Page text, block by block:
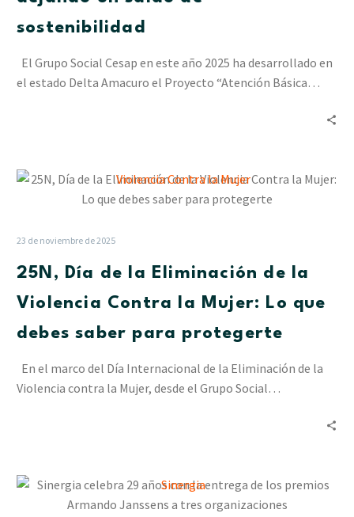
dejando
un
sostenibilidad
El Grupo Social Cesap en este año 2025 ha desarrollado en
el estado Delta Amacuro el Proyecto “Atención Básica…
25N,
Día
de
la
Contra
Mujer:
Lo
protegerte
23 de noviembre de 2025
25N, Día de la Eliminación de la
Violencia Contra la Mujer: Lo que
debes saber para protegerte
En el marco del Día Internacional de la Eliminación de la
Violencia contra la Mujer, desde el Grupo Social…
Sinergia
celebra